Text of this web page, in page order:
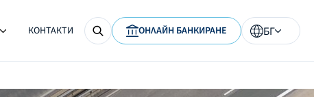
КОНТАКТИ ОНЛАЙН БАНКИРАНЕ БГ